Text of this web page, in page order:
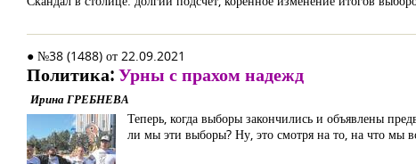
● №38 (1488) от 22.09.2021
Политика:Урны с прахом надежд
Ирина ГРЕБНЕВА
Теперь, когда выборы закончились и объявлены
ли мы эти выборы? Ну, это смотря на то, на что мы